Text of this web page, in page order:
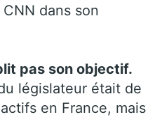
dans son
pas son objectif.
législateur était de
en France, mais